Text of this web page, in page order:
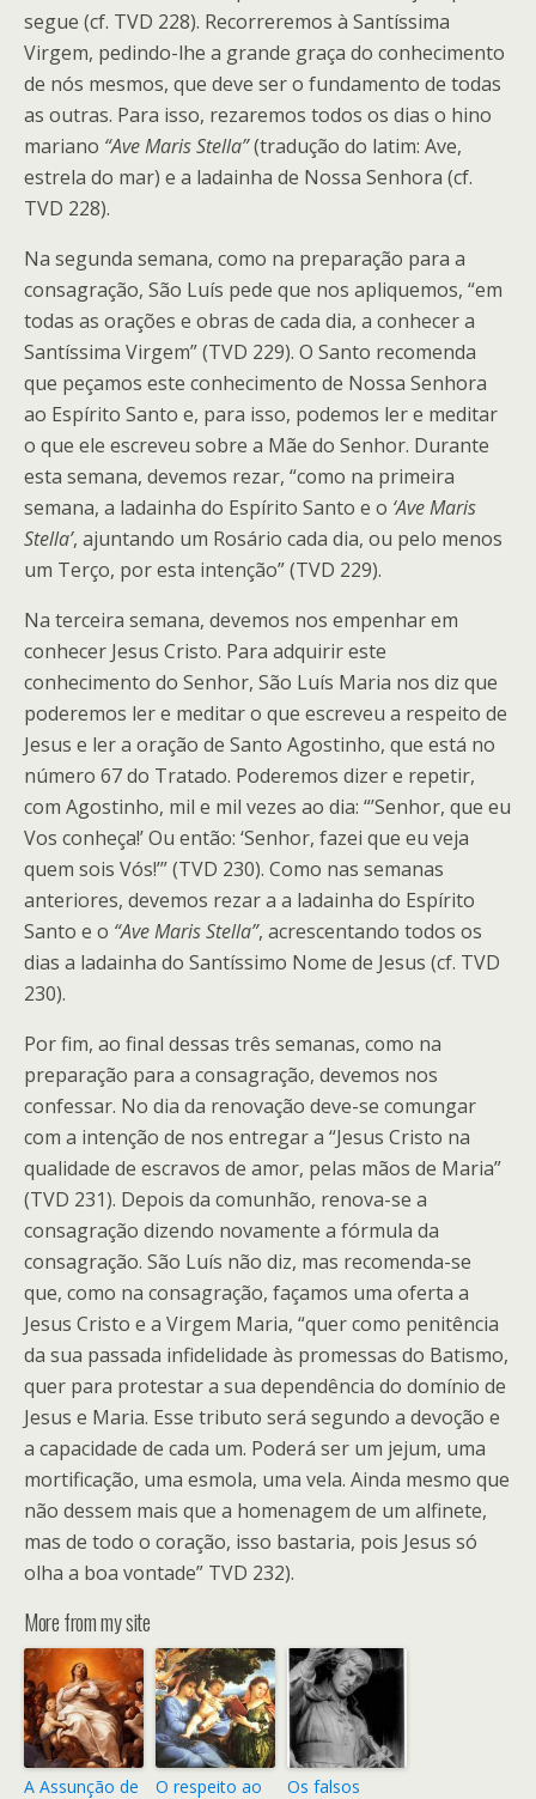
segue (cf. TVD 228). Recorreremos à Santíssima
Virgem, pedindo-lhe a grande graça do conhecimento
de nós mesmos, que deve ser o fundamento de todas
as outras. Para isso, rezaremos todos os dias o hino
mariano “Ave Maris Stella”(tradução do latim: Ave,
estrela do mar) e a ladainha de Nossa Senhora (cf.
TVD 228).
Na segunda semana, como na preparação para a
consagração, São Luís pede que nos apliquemos, “em
todas as orações e obras de cada dia, a conhecer a
Santíssima Virgem” (TVD 229). O Santo recomenda
que peçamos este conhecimento de Nossa Senhora
ao Espírito Santo e, para isso, podemos ler e meditar
o que ele escreveu sobre a Mãe do Senhor. Durante
esta semana, devemos rezar, “como na primeira
semana, a ladainha do Espírito Santo e o ‘Ave Maris
Stella’, ajuntando um Rosário cada dia, ou pelo menos
um Terço, por esta intenção” (TVD 229).
Na terceira semana, devemos nos empenhar em
conhecer Jesus Cristo. Para adquirir este
conhecimento do Senhor, São Luís Maria nos diz que
poderemos ler e meditar o que escreveu a respeito de
Jesus e ler a oração de Santo Agostinho, que está no
número 67 do Tratado. Poderemos dizer e repetir,
com Agostinho, mil e mil vezes ao dia: “’Senhor, que eu
Vos conheça!’ Ou então: ‘Senhor, fazei que eu veja
quem sois Vós!’” (TVD 230). Como nas semanas
anteriores, devemos rezar a a ladainha do Espírito
Santo e o “Ave Maris Stella”, acrescentando todos os
dias a ladainha do Santíssimo Nome de Jesus (cf. TVD
230).
Por fim, ao final dessas três semanas, como na
preparação para a consagração, devemos nos
confessar. No dia da renovação deve-se comungar
com a intenção de nos entregar a “Jesus Cristo na
qualidade de escravos de amor, pelas mãos de Maria”
(TVD 231). Depois da comunhão, renova-se a
consagração dizendo novamente a fórmula da
consagração. São Luís não diz, mas recomenda-se
que, como na consagração, façamos uma oferta a
Jesus Cristo e a Virgem Maria, “quer como penitência
da sua passada infidelidade às promessas do Batismo,
quer para protestar a sua dependência do domínio de
Jesus e Maria. Esse tributo será segundo a devoção e
a capacidade de cada um. Poderá ser um jejum, uma
mortificação, uma esmola, uma vela. Ainda mesmo que
não dessem mais que a homenagem de um alfinete,
mas de todo o coração, isso bastaria, pois Jesus só
olha a boa vontade” TVD 232).
More from my site
A Assunção de
O respeito ao
Os falsos